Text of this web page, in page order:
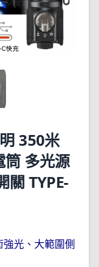
350米
筒 多光源
關 TYPE-
光、大範圍側